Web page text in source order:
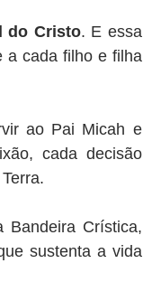
do Cristo. E essa
a cada filho e filha
ao Pai Micah e
cada decisão
Bandeira Crística,
sustenta a vida